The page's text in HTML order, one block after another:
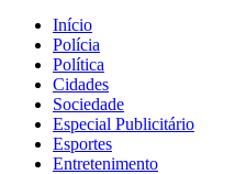
Início
Polícia
Política
Cidades
Sociedade
Especial Publicitário
Esportes
Entretenimento